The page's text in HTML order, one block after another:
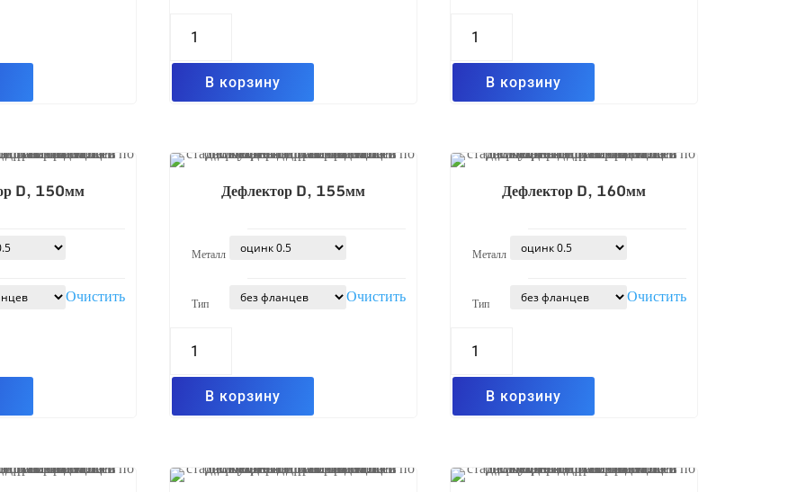
товара
Дефлектор
125мм
В корзину
товара
Дефлектор
140мм
В корзину
D, 150мм
Очистить
Дефлектор D, 155мм
Металл
Тип Очистить
товара
Дефлектор
155мм
В корзину
Дефлектор D, 160мм
Металл
Тип Очистить
товара
Дефлектор
160мм
В корзину